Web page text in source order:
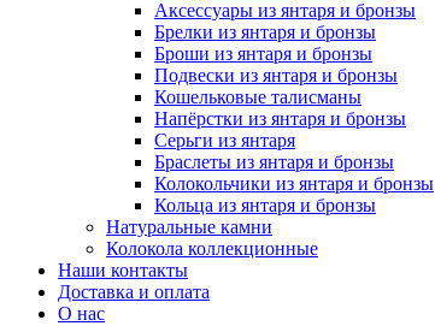
Аксессуары из янтаря и бронзы
Брелки из янтаря и бронзы
Броши из янтаря и бронзы
Подвески из янтаря и бронзы
Кошельковые талисманы
Напёрстки из янтаря и бронзы
Серьги из янтаря
Браслеты из янтаря и бронзы
Колокольчики из янтаря и бронзы
Кольца из янтаря и бронзы
Натуральные камни
Колокола коллекционные
Наши контакты
Доставка и оплата
О нас